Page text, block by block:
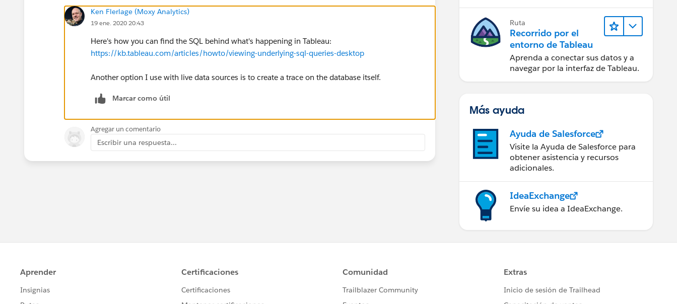
Ken Flerlage (Moxy Analytics)
19 ene. 2020 20:43
Here's how you can find the SQL behind what's happening in Tableau:
https://kb.tableau.com/articles/howto/viewing-underlying-sql-queries-desktop
Another option I use with live data sources is to create a trace on the database itself.
Marcar como útil
Agregar un comentario
Escribir una respuesta...
Ruta
Recorrido por el
entorno de Tableau
Aprenda a conectar sus datos y a
navegar por la interfaz de Tableau.
Más ayuda
Ayuda de Salesforce
Visite la Ayuda de Salesforce para
obtener asistencia y recursos
adicionales.
IdeaExchange
Envíe su idea a IdeaExchange.